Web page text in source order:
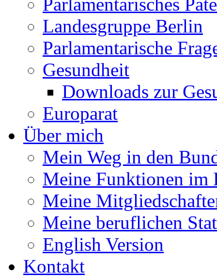
Landesgruppe Berlin
Parlamentarische
Gesundheit
Downloads zur
Europarat
Über mich
Mein Weg in den
Meine Funktionen im
Meine
Meine beruflichen
English Version
Kontakt